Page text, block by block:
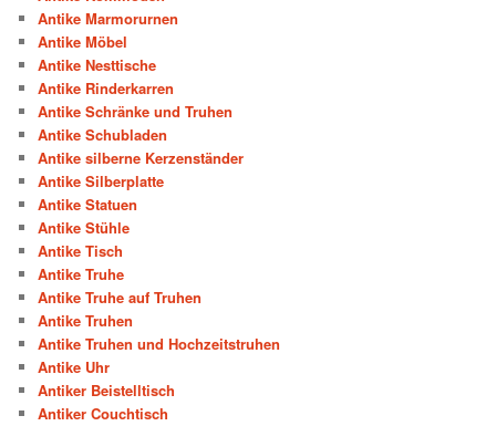
Antike Marmorurnen
Antike Möbel
Antike Nesttische
Antike Rinderkarren
Antike Schränke und Truhen
Antike Schubladen
Antike silberne Kerzenständer
Antike Silberplatte
Antike Statuen
Antike Stühle
Antike Tisch
Antike Truhe
Antike Truhe auf Truhen
Antike Truhen
Antike Truhen und Hochzeitstruhen
Antike Uhr
Antiker Beistelltisch
Antiker Couchtisch